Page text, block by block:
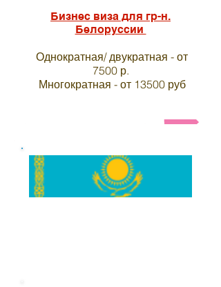
Бизнес виза для гр-н.
Белоруссии
Однократная/ двукратная - от
7500 р.
Многократная - от 13500 руб
Анкета и список необходимых